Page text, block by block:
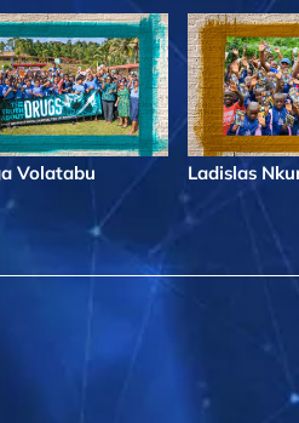
Volatabu Ladislas